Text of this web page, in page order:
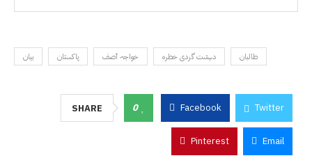
بیان پاکستان خواجہ آصف دہشت گردی خطرہ طالبان
SHARE 0 Facebook Twitter
Pinterest Email